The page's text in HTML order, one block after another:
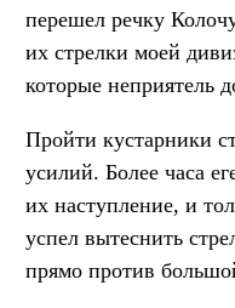
перешел речку
их стрелки моей
которые неприятель
Пройти кустарники
усилий. Более часа
их наступление, и
успел вытеснить
прямо против